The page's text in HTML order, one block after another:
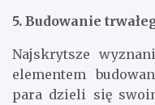
5. Budowanie
Najskrytsze
elementem
para dzieli się